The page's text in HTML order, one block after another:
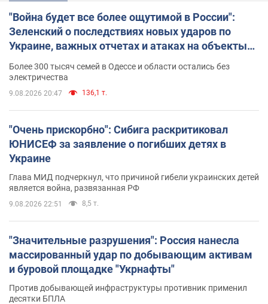
"Война будет все более ощутимой в России":
Зеленский о последствиях новых ударов по
Украине, важных отчетах и атаках на объекты
противника. Видео
Более 300 тысяч семей в Одессе и области остались без
электричества
9.08.2026 20:47 136,1 т.
"Очень прискорбно": Сибига раскритиковал
ЮНИСЕФ за заявление о погибших детях в
Украине
Глава МИД подчеркнул, что причиной гибели украинских детей
является война, развязанная РФ
9.08.2026 22:51 8,5 т.
"Значительные разрушения": Россия нанесла
массированный удар по добывающим активам
и буровой площадке "Укрнафты"
Против добывающей инфраструктуры противник применил
десятки БПЛА